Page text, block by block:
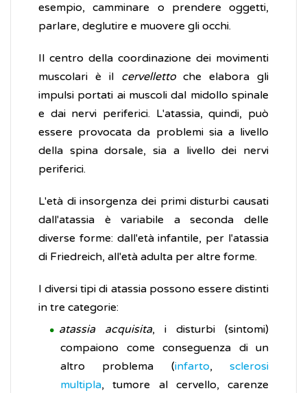
esempio, camminare o prendere oggetti,
parlare, deglutire e muovere gli occhi.
Il centro della coordinazione dei movimenti
muscolari è il cervellettoche elabora gli
impulsi portati ai muscoli dal midollo spinale
e dai nervi periferici. L'atassia, quindi, può
essere provocata da problemi sia a livello
della spina dorsale, sia a livello dei nervi
periferici.
L'età di insorgenza dei primi disturbi causati
dall'atassia è variabile a seconda delle
diverse forme: dall'età infantile, per l'atassia
di Friedreich, all'età adulta per altre forme.
I diversi tipi di atassia possono essere distinti
in tre categorie:
atassia acquisita, i disturbi (sintomi)
compaiono come conseguenza di un
altro problema (infarto,sclerosi
multipla, tumore al cervello, carenze